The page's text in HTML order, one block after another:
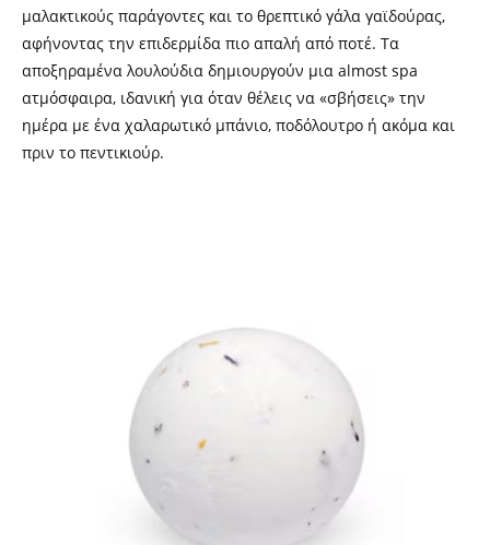
μαλακτικούς παράγοντες και το θρεπτικό γάλα γαϊδούρας,
αφήνοντας την επιδερμίδα πιο απαλή από ποτέ. Τα
αποξηραμένα λουλούδια δημιουργούν μια almost spa
ατμόσφαιρα, ιδανική για όταν θέλεις να «σβήσεις» την
ημέρα με ένα χαλαρωτικό μπάνιο, ποδόλουτρο ή ακόμα και
πριν το πεντικιούρ.